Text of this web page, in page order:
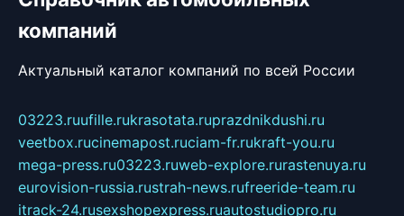
компаний
Актуальный каталог компаний по всей России
03223.ruufille.rukrasotata.ruprazdnikdushi.ru
veetbox.rucinemapost.ruciam-fr.rukraft-you.ru
mega-press.ru03223.ruweb-explore.rurastenuya.ru
eurovision-russia.rustrah-news.rufreeride-team.ru
itrack-24.rusexshopexpress.ruautostudiopro.ru